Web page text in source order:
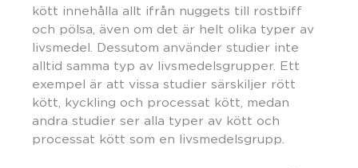
kött innehålla allt ifrån nuggets till rostbiff
och pölsa, även om det är helt olika typer av
livsmedel. Dessutom använder studier inte
alltid samma typ av livsmedelsgrupper. Ett
exempel är att vissa studier särskiljer rött
kött, kyckling och processat kött, medan
andra studier ser alla typer av kött och
processat kött som en livsmedelsgrupp.